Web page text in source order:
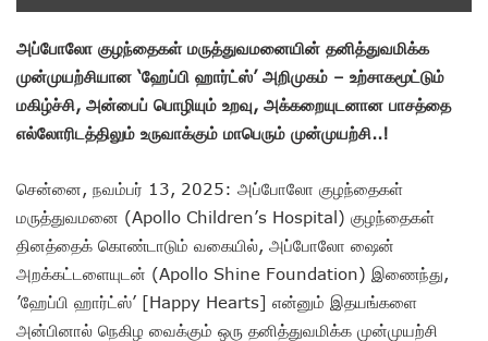
அப்போலோ குழந்தைகள் மருத்துவமனையின் தனித்துவமிக்க
முன்முயற்சியான ‘ஹேப்பி ஹார்ட்ஸ்’ அறிமுகம் – உற்சாகமூட்டும்
மகிழ்ச்சி, அன்பைப் பொழியும் உறவு, அக்கறையுடனான பாசத்தை
எல்லோரிடத்திலும் உருவாக்கும் மாபெரும் முன்முயற்சி..!
சென்னை, நவம்பர் 13, 2025: அப்போலோ குழந்தைகள்
மருத்துவமனை (Apollo Children’s Hospital) குழந்தைகள்
தினத்தைக் கொண்டாடும் வகையில், அப்போலோ ஷைன்
அறக்கட்டளையுடன் (Apollo Shine Foundation) இணைந்து,
’ஹேப்பி ஹார்ட்ஸ்’ [Happy Hearts] என்னும் இதயங்களை
அன்பினால் நெகிழ வைக்கும் ஒரு தனித்துவமிக்க முன்முயற்சி